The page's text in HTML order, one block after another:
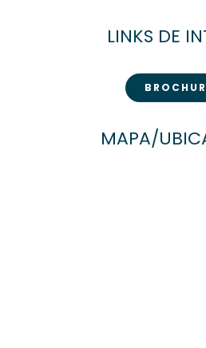
LINKS DE
MAPA/